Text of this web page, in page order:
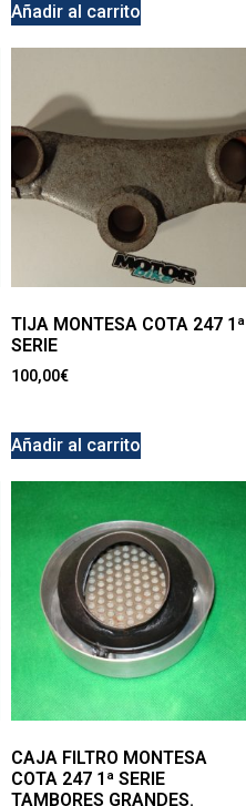
Añadir al carrito
TIJA MONTESA COTA 247 1ª
SERIE
100,00€
Añadir al carrito
CAJA FILTRO MONTESA
COTA 247 1ª SERIE
TAMBORES GRANDES.